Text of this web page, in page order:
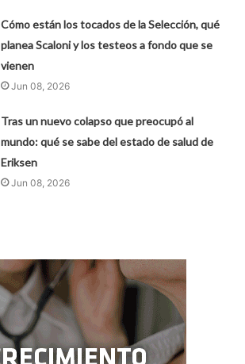
Cómo están los tocados de la Selección, qué
planea Scaloni y los testeos a fondo que se
vienen
Jun 08, 2026
Tras un nuevo colapso que preocupó al
mundo: qué se sabe del estado de salud de
Eriksen
Jun 08, 2026